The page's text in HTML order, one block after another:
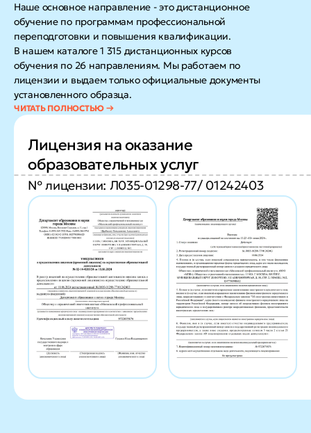
Наше основное направление - это дистанционное
обучение по программам профессиональной
переподготовки и повышения квалификации.
В нашем каталоге 1 315 дистанционных курсов
обучения по 26 направлениям. Мы работаем по
лицензии и выдаем только официальные документы
установленного образца.
Лицензия на оказание
образовательных услуг
№ лицензии: Л035-01298-77/ 01242403